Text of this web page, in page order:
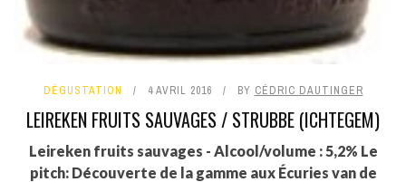
DÉGUSTATION 4 AVRIL 2016 BY CÉDRIC DAUTINGER
LEIREKEN FRUITS SAUVAGES / STRUBBE (ICHTEGEM)
Leireken fruits sauvages - Alcool/volume : 5,2% Le
pitch: Découverte de la gamme aux Écuries van de